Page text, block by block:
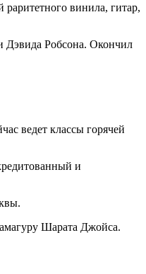
винила, гитар,
Дэвида Робсона. Окончил
ведет классы горячей
и
Шарата Джойса.